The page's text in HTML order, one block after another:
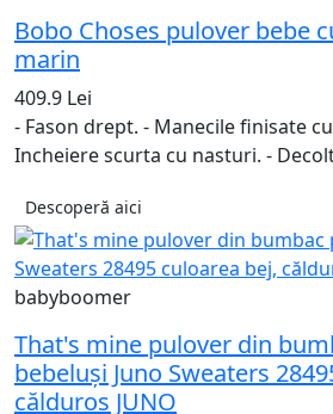
Bobo Choses pulover bebe
marin
409.9 Lei
- Fason drept. - Manecile finisate
Incheiere scurta cu nasturi. -
Descoperă aici
babyboomer
That's mine pulover din
bebeluși Juno Sweaters
călduros JUNO